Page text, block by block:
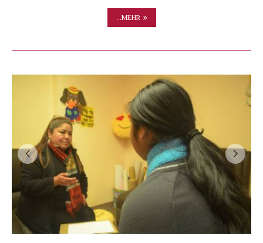
...MEHR